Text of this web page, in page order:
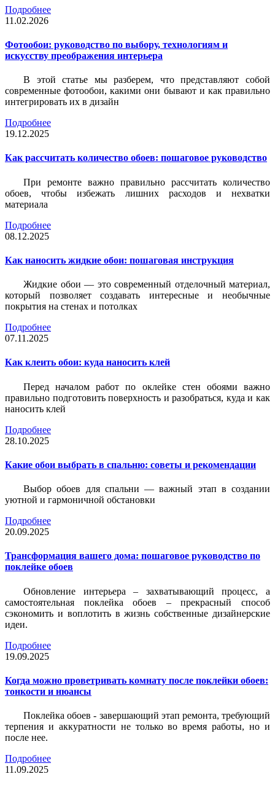
Подробнее
11.02.2026
Фотообои: руководство по выбору, технологиям и
искусству преображения интерьера
В этой статье мы разберем, что представляют собой
современные фотообои, какими они бывают и как правильно
интегрировать их в дизайн
Подробнее
19.12.2025
Как рассчитать количество обоев: пошаговое руководство
При ремонте важно правильно рассчитать количество
обоев, чтобы избежать лишних расходов и нехватки
материала
Подробнее
08.12.2025
Как наносить жидкие обои: пошаговая инструкция
Жидкие обои — это современный отделочный материал,
который позволяет создавать интересные и необычные
покрытия на стенах и потолках
Подробнее
07.11.2025
Как клеить обои: куда наносить клей
Перед началом работ по оклейке стен обоями важно
правильно подготовить поверхность и разобраться, куда и как
наносить клей
Подробнее
28.10.2025
Какие обои выбрать в спальню: советы и рекомендации
Выбор обоев для спальни — важный этап в создании
уютной и гармоничной обстановки
Подробнее
20.09.2025
Трансформация вашего дома: пошаговое руководство по
поклейке обоев
Обновление интерьера – захватывающий процесс, а
самостоятельная поклейка обоев – прекрасный способ
сэкономить и воплотить в жизнь собственные дизайнерские
идеи.
Подробнее
19.09.2025
Когда можно проветривать комнату после поклейки обоев:
тонкости и нюансы
Поклейка обоев - завершающий этап ремонта, требующий
терпения и аккуратности не только во время работы, но и
после нее.
Подробнее
11.09.2025